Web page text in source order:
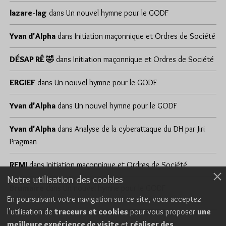
lazare-lag dans Un nouvel hymne pour le GODF
Yvan d'Alpha dans Initiation maçonnique et Ordres de Société
DÉSAP RÊ 🤣 dans Initiation maçonnique et Ordres de Société
ERGIEF dans Un nouvel hymne pour le GODF
Yvan d'Alpha dans Un nouvel hymne pour le GODF
Yvan d'Alpha dans Analyse de la cyberattaque du DH par Jiri
Pragman
REMIdansInitiation maçonnique et Ordres de Société
Notre utilisation des cookies
En poursuivant votre navigation sur ce site, vous acceptez
l’utilisation de traceurs et cookies pour vous proposer une